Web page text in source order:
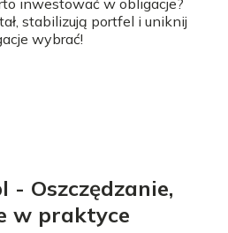
stabilizują portfel i uniknij
wybrać!
- Oszczędzanie,
w praktyce